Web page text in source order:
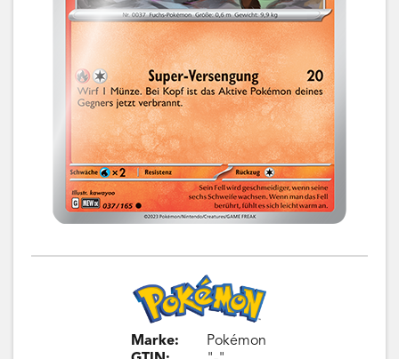
Marke:
Pokémon